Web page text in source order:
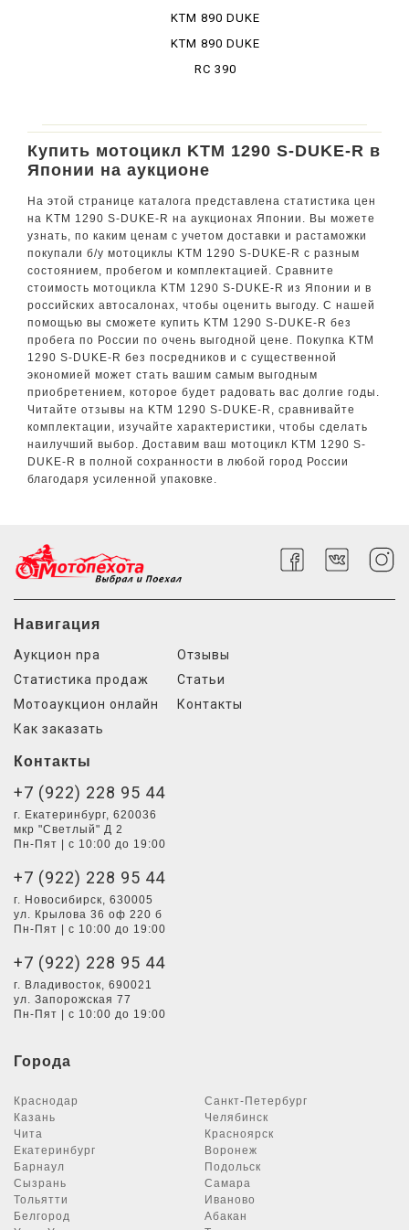
KTM 890 DUKE
GP
KTM 890 DUKE
R
RC 390
Купить мотоцикл KTM 1290 S-DUKE-R в
Японии на аукционе
На этой странице каталога представлена статистика цен
на KTM 1290 S-DUKE-R на аукционах Японии. Вы можете
узнать, по каким ценам с учетом доставки и растаможки
покупали б/у мотоциклы KTM 1290 S-DUKE-R с разным
состоянием, пробегом и комплектацией. Сравните
стоимость мотоцикла KTM 1290 S-DUKE-R из Японии и в
российских автосалонах, чтобы оценить выгоду. С нашей
помощью вы сможете купить KTM 1290 S-DUKE-R без
пробега по России по очень выгодной цене. Покупка KTM
1290 S-DUKE-R без посредников и с существенной
экономией может стать вашим самым выгодным
приобретением, которое будет радовать вас долгие годы.
Читайте отзывы на KTM 1290 S-DUKE-R, сравнивайте
комплектации, изучайте характеристики, чтобы сделать
наилучший выбор. Доставим ваш мотоцикл KTM 1290 S-
DUKE-R в полной сохранности в любой город России
благодаря усиленной упаковке.
Навигация
Аукцион npa
Статистика продаж
Мотоаукцион онлайн
Как заказать
Отзывы
Статьи
Контакты
Контакты
+7 (922) 228 95 44
г. Екатеринбург, 620036
мкр "Светлый" Д 2
Пн-Пят | с 10:00 до 19:00
+7 (922) 228 95 44
г. Новосибирск, 630005
ул. Крылова 36 оф 220 б
Пн-Пят | с 10:00 до 19:00
+7 (922) 228 95 44
г. Владивосток, 690021
ул. Запорожская 77
Пн-Пят | с 10:00 до 19:00
Города
Краснодар
Санкт-Петербург
Казань
Челябинск
Чита
Красноярск
Екатеринбург
Воронеж
Барнаул
Подольск
Сызрань
Самара
Тольятти
Иваново
Белгород
Абакан